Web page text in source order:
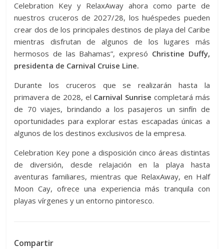
Celebration Key y RelaxAway ahora como parte de
nuestros cruceros de 2027/28, los huéspedes pueden
crear dos de los principales destinos de playa del Caribe
mientras disfrutan de algunos de los lugares más
hermosos de las Bahamas”, expresó Christine Duffy,
presidenta de Carnival Cruise Line.
Durante los cruceros que se realizarán hasta la
primavera de 2028, el Carnival Sunrise completará más
de 70 viajes, brindando a los pasajeros un sinfín de
oportunidades para explorar estas escapadas únicas a
algunos de los destinos exclusivos de la empresa.
Celebration Key pone a disposición cinco áreas distintas
de diversión, desde relajación en la playa hasta
aventuras familiares, mientras que RelaxAway, en Half
Moon Cay, ofrece una experiencia más tranquila con
playas vírgenes y un entorno pintoresco.
Compartir